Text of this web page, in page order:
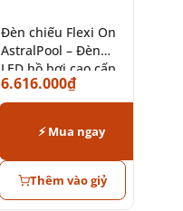
Đèn chiếu Flexi On
AstralPool – Đèn
LED hồ bơi cao cấp
chính hãng
6.616.000₫
⚡ Mua ngay
Thêm vào giỷ